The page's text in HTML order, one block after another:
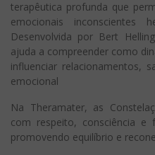
terapêutica profunda que
emocionais inconscientes
Desenvolvida por Bert
ajuda a compreender como
influenciar relacionamentos,
emocional
Na Theramater, as
com respeito, consciência e
promovendo equilíbrio e